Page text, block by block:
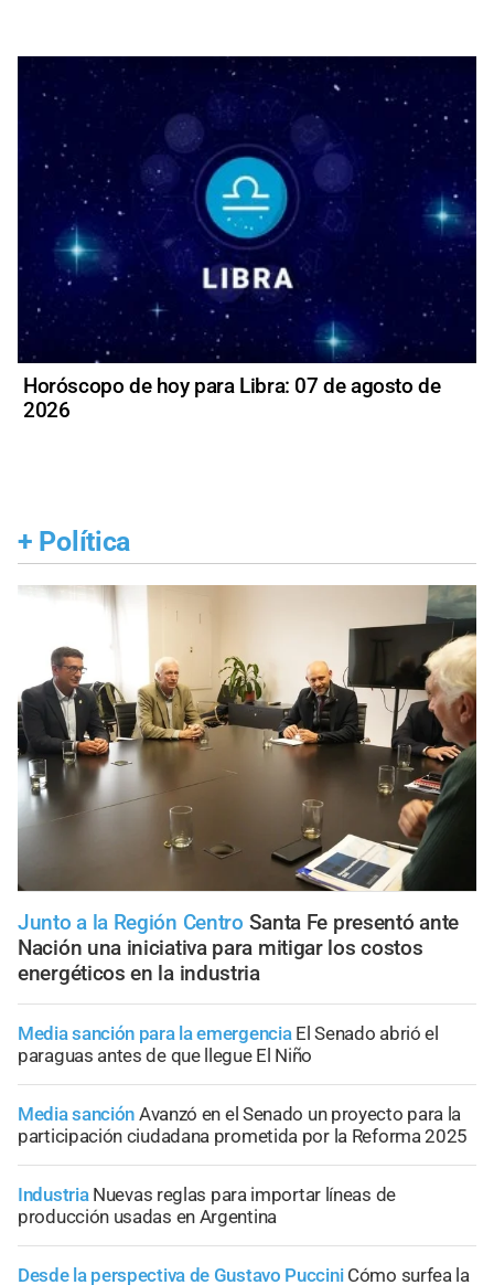
Horóscopo de hoy para Libra: 07 de agosto de
2026
+ Política
Junto a la Región Centro Santa Fe presentó ante
Nación una iniciativa para mitigar los costos
energéticos en la industria
Media sanción para la emergencia El Senado abrió el
paraguas antes de que llegue El Niño
Media sanción Avanzó en el Senado un proyecto para la
participación ciudadana prometida por la Reforma 2025
Industria Nuevas reglas para importar líneas de
producción usadas en Argentina
Desde la perspectiva de Gustavo Puccini Cómo surfea la